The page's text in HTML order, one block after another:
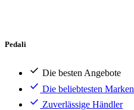
Pedali
Die besten Angebote
Die beliebtesten Marken
Zuverlässige Händler